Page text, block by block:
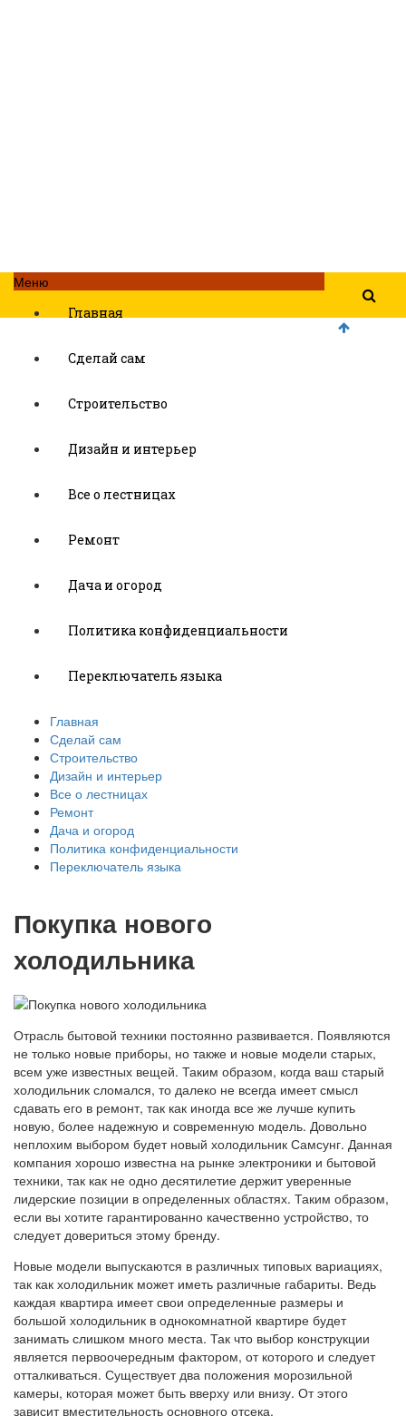
Меню
Главная
Сделай сам
Строительство
Дизайн и интерьер
Все о лестницах
Ремонт
Дача и огород
Политика конфиденциальности
Переключатель языка
Главная
Сделай сам
Строительство
Дизайн и интерьер
Все о лестницах
Ремонт
Дача и огород
Политика конфиденциальности
Переключатель языка
Покупка нового
холодильника
Отрасль бытовой техники постоянно развивается. Появляются
не только новые приборы, но также и новые модели старых,
всем уже известных вещей. Таким образом, когда ваш старый
холодильник сломался, то далеко не всегда имеет смысл
сдавать его в ремонт, так как иногда все же лучше купить
новую, более надежную и современную модель. Довольно
неплохим выбором будет новый холодильник Самсунг. Данная
компания хорошо известна на рынке электроники и бытовой
техники, так как не одно десятилетие держит уверенные
лидерские позиции в определенных областях. Таким образом,
если вы хотите гарантированно качественно устройство, то
следует довериться этому бренду.
Новые модели выпускаются в различных типовых вариациях,
так как холодильник может иметь различные габариты. Ведь
каждая квартира имеет свои определенные размеры и
большой холодильник в однокомнатной квартире будет
занимать слишком много места. Так что выбор конструкции
является первоочередным фактором, от которого и следует
отталкиваться. Существует два положения морозильной
камеры, которая может быть вверху или внизу. От этого
зависит вместительность основного отсека.